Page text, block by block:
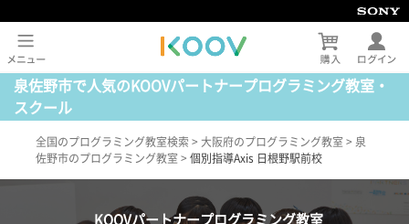
泉佐野市で人気のKOOVパートナープログラミング教室・
スクール
全国のプログラミング教室検索 > 大阪府のプログラミング教室 > 泉
佐野市のプログラミング教室 > 個別指導Axis 日根野駅前校
KOOVパートナープログラミング教室